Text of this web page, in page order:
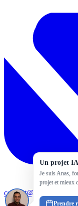
contact@tensoria.fr
Un projet
Je suis Anas,
projet et mieux
Prendre